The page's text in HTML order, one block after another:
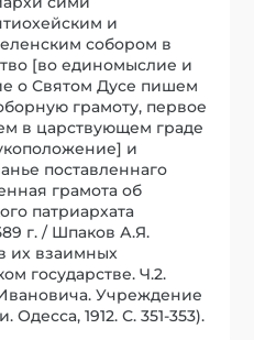
и
собором в
[во единомыслие и
о Святом Дусе пишем
грамоту, первое
в царствующем граде
и
поставленнаго
грамота об
патриархата
г. / Шпаков А.Я.
их взаимных
государстве. Ч.2.
Учреждение
1912. С. 351-353).